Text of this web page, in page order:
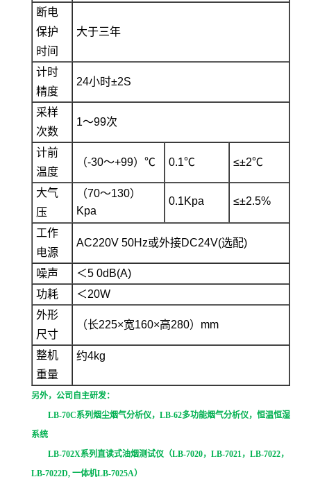
断电
保护
时间
大于三年
计时
精度
24小时±2S
采样
次数
1～99次
计前
温度
（-30～+99）℃ 0.1℃ ≤±2℃
大气
压
（70～130）
Kpa
0.1Kpa ≤±2.5%
工作
电源
AC220V 50Hz或外接DC24V(选配)
噪声
＜5 0dB(A)
功耗
＜20W
外形
尺寸
（长225×宽160×高280）mm
整机
重量
约4kg
另外，公司自主研发：
LB-70C系列烟尘烟气分析仪， LB-62多功能烟气分析仪，恒温恒湿
系统
LB-702X系列直读式油烟测试仪（LB-7020， LB-7021， LB-7022，
LB-7022D, 一体机LB-7025A）